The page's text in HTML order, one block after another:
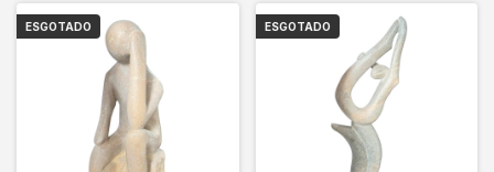
ESGOTADO ESGOTADO